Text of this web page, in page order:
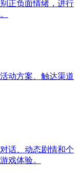
正负面情绪，进行
动方案、触达渠道
话、动态剧情和个
戏体验。